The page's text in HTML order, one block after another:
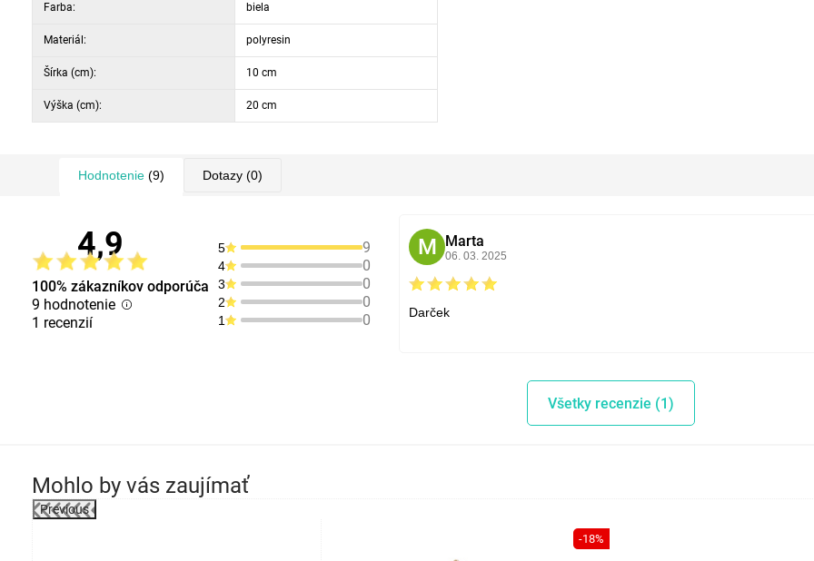
Farba: biela
Materiál: polyresin
Šírka (cm): 10 cm
Výška (cm): 20 cm
Hodnotenie (9) Dotazy (0)
4,9
100% zákazníkov odporúča
9 hodnotenie
1 recenzií
5 9
4 0
3 0
2 0
1 0
M Marta
06. 03. 2025
Darček
Všetky recenzie (1)
Mohlo by vás zaujímať
Previous
-18%